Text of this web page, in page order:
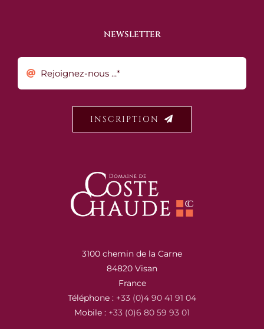
NEWSLETTER
INSCRIPTION
3100 chemin de la Carne
84820 Visan
France
Téléphone : +33 (0)4 90 41 91 04
Mobile : +33 (0)6 80 59 93 01